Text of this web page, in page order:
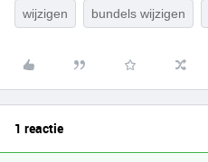
wijzigen bundels wijzigen
1 reactie